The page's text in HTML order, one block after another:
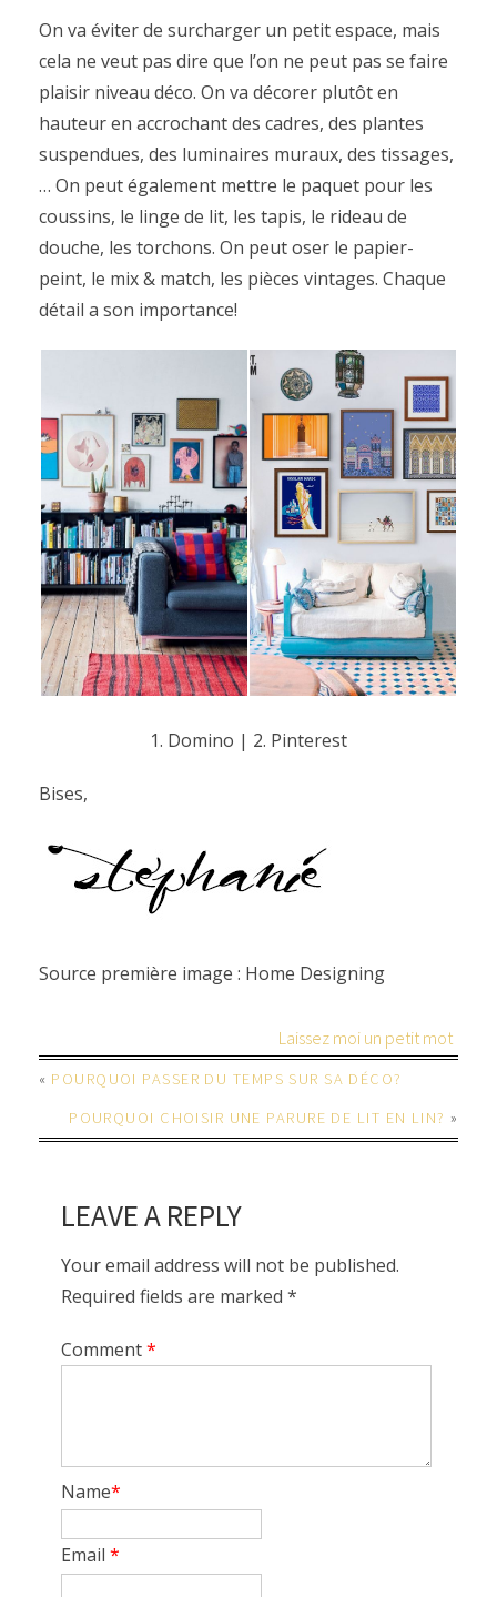
On va éviter de surcharger un petit espace, mais
cela ne veut pas dire que l’on ne peut pas se faire
plaisir niveau déco. On va décorer plutôt en
hauteur en accrochant des cadres, des plantes
suspendues, des luminaires muraux, des tissages,
… On peut également mettre le paquet pour les
coussins, le linge de lit, les tapis, le rideau de
douche, les torchons. On peut oser le papier-
peint, le mix & match, les pièces vintages. Chaque
détail a son importance!
1. Domino | 2. Pinterest
Bises,
Source première image : Home Designing
Laissez moi un petit mot
« POURQUOI PASSER DU TEMPS SUR SA DÉCO?
POURQUOI CHOISIR UNE PARURE DE LIT EN LIN? »
LEAVE A REPLY
Your email address will not be published.
Required fields are marked *
Comment*
Name*
Email *